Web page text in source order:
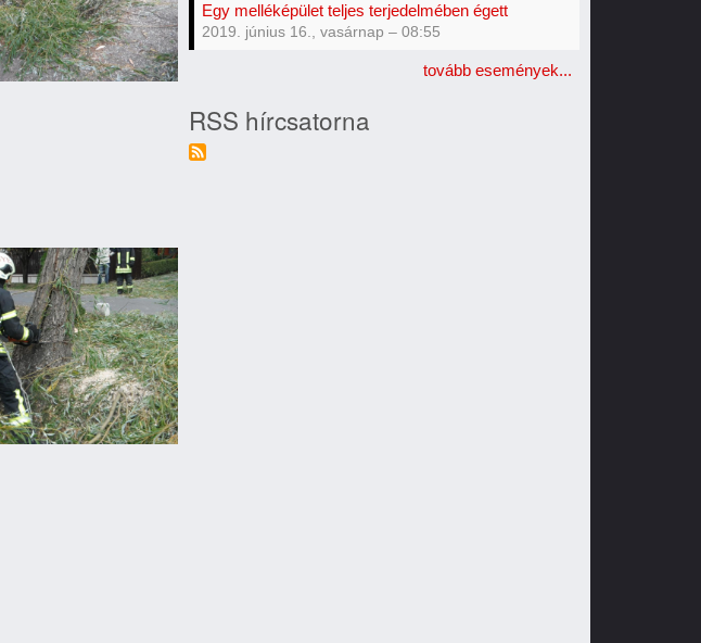
Egy melléképület teljes terjedelmében égett
2019. június 16., vasárnap – 08:55
tovább események...
RSS hírcsatorna